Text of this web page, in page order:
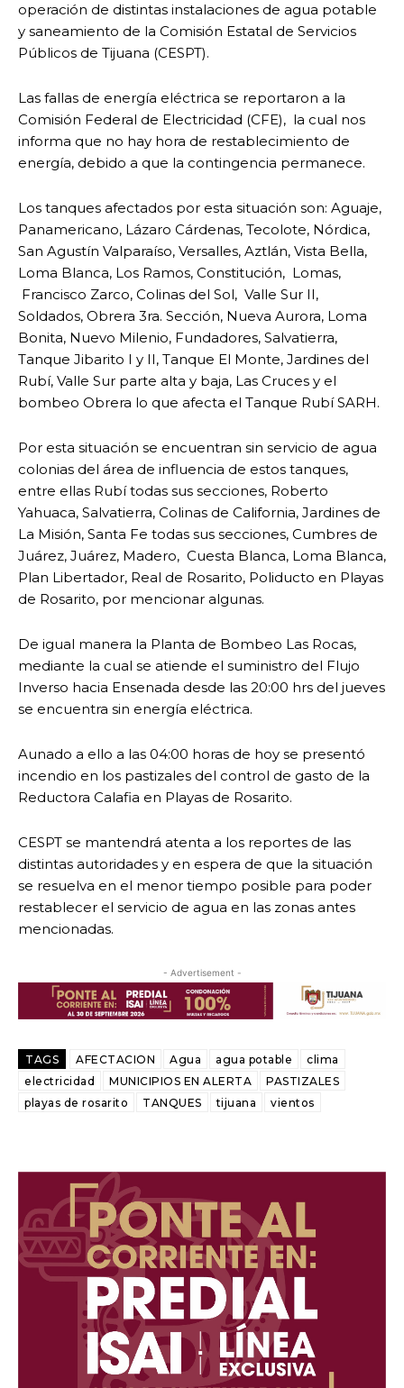
operación de distintas instalaciones de agua potable
y saneamiento de la Comisión Estatal de Servicios
Públicos de Tijuana (CESPT).
Las fallas de energía eléctrica se reportaron a la
Comisión Federal de Electricidad (CFE), la cual nos
informa que no hay hora de restablecimiento de
energía, debido a que la contingencia permanece.
Los tanques afectados por esta situación son: Aguaje,
Panamericano, Lázaro Cárdenas, Tecolote, Nórdica,
San Agustín Valparaíso, Versalles, Aztlán, Vista Bella,
Loma Blanca, Los Ramos, Constitución, Lomas,
Francisco Zarco, Colinas del Sol, Valle Sur II,
Soldados, Obrera 3ra. Sección, Nueva Aurora, Loma
Bonita, Nuevo Milenio, Fundadores, Salvatierra,
Tanque Jibarito I y II, Tanque El Monte, Jardines del
Rubí, Valle Sur parte alta y baja, Las Cruces y el
bombeo Obrera lo que afecta el Tanque Rubí SARH.
Por esta situación se encuentran sin servicio de agua
colonias del área de influencia de estos tanques,
entre ellas Rubí todas sus secciones, Roberto
Yahuaca, Salvatierra, Colinas de California, Jardines de
La Misión, Santa Fe todas sus secciones, Cumbres de
Juárez, Juárez, Madero, Cuesta Blanca, Loma Blanca,
Plan Libertador, Real de Rosarito, Poliducto en Playas
de Rosarito, por mencionar algunas.
De igual manera la Planta de Bombeo Las Rocas,
mediante la cual se atiende el suministro del Flujo
Inverso hacia Ensenada desde las 20:00 hrs del jueves
se encuentra sin energía eléctrica.
Aunado a ello a las 04:00 horas de hoy se presentó
incendio en los pastizales del control de gasto de la
Reductora Calafia en Playas de Rosarito.
CESPT se mantendrá atenta a los reportes de las
distintas autoridades y en espera de que la situación
se resuelva en el menor tiempo posible para poder
restablecer el servicio de agua en las zonas antes
mencionadas.
- Advertisement -
TAGS AFECTACION Agua agua potable
clima
electricidad
MUNICIPIOS EN ALERTA
PASTIZALES
playas de rosarito
TANQUES tijuana vientos